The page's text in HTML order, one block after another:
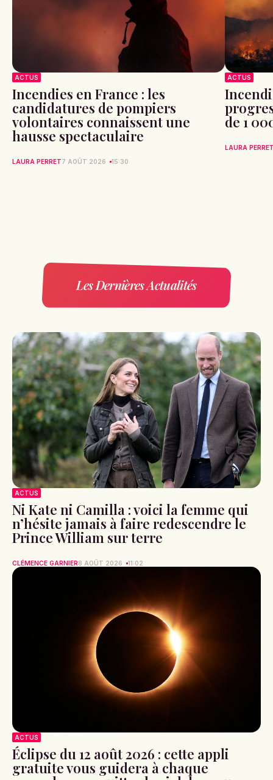
ACTUS
Incendies en France : les
candidatures de pompiers
volontaires connaissent une
hausse spectaculaire
LAURA PERRET7 AOÛT 2026 15:30
ACTUS
de 1
LAURA
Les Dernières Actualités
ACTUS
Ni Kate ni Camilla : voici la femme qui
n’hésite jamais à faire redescendre le
Prince William sur terre
CLÉMENCE GARNIER8 AOÛT 2026 11:02
ACTUS
Éclipse du 12 août 2026 : cette appli
gratuite vous guidera à chaque